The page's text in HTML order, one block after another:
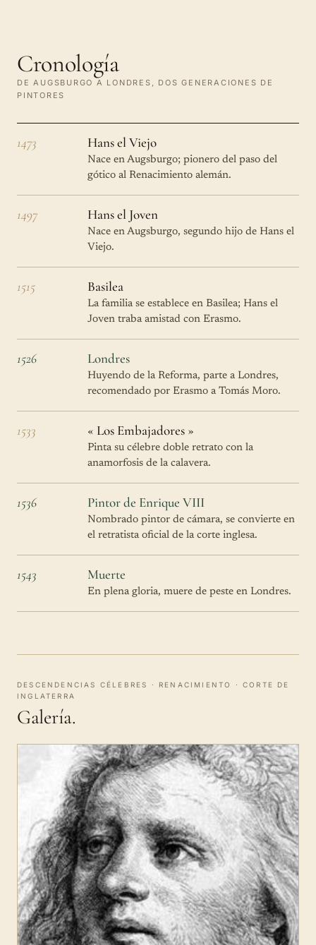
Cronología
DE AUGSBURGO A LONDRES, DOS GENERACIONES DE
PINTORES
1473 Hans el Viejo
Nace en Augsburgo; pionero del paso del
gótico al Renacimiento alemán.
1497 Hans el Joven
Nace en Augsburgo, segundo hijo de Hans el
Viejo.
1515 Basilea
La familia se establece en Basilea; Hans el
Joven traba amistad con Erasmo.
1526 Londres
Huyendo de la Reforma, parte a Londres,
recomendado por Erasmo a Tomás Moro.
1533 « Los Embajadores »
Pinta su célebre doble retrato con la
anamorfosis de la calavera.
1536 Pintor de Enrique VIII
Nombrado pintor de cámara, se convierte en
el retratista oficial de la corte inglesa.
1543 Muerte
En plena gloria, muere de peste en Londres.
DESCENDENCIAS CÉLEBRES · RENACIMIENTO · CORTE DE
INGLATERRA
Galería.